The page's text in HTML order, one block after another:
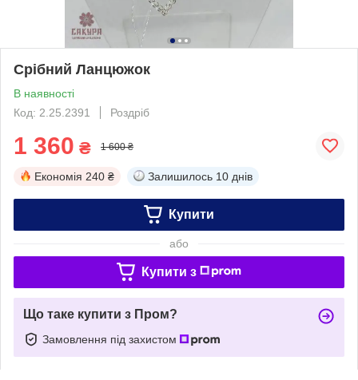
Срібний Ланцюжок
В наявності
Код: 2.25.2391
Роздріб
1 360 ₴ 1 600 ₴
Економія 240 ₴ Залишилось 10 днів
Купити
або
Купити з
Що таке купити з Пром?
Замовлення під захистом